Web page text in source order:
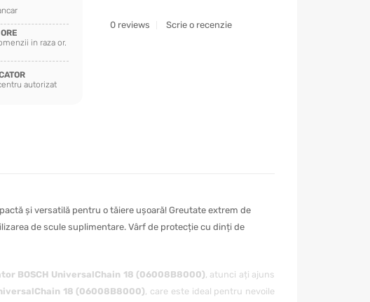
in raza or.
autorizat
0 reviews Scrie o recenzie
și versatilă pentru o tăiere ușoară! Greutate extrem de
de scule suplimentare. Vârf de protecție cu dinți de
BOSCH UniversalChain 18 (06008B8000), atunci ați ajuns
18 (06008B8000), care este ideal pentru nevoile